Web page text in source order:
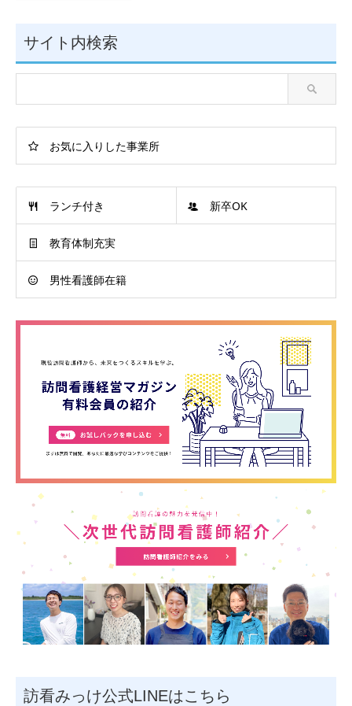
サイト内検索
お気に入りした事業所
ランチ付き 新卒OK
教育体制充実
男性看護師在籍
訪看みっけ公式LINEはこちら